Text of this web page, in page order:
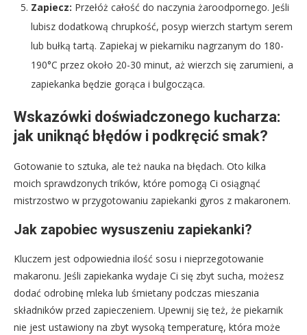
Zapiecz: Przełóż całość do naczynia żaroodpornego. Jeśli
lubisz dodatkową chrupkość, posyp wierzch startym serem
lub bułką tartą. Zapiekaj w piekarniku nagrzanym do 180-
190°C przez około 20-30 minut, aż wierzch się zarumieni, a
zapiekanka będzie gorąca i bulgocząca.
Wskazówki doświadczonego kucharza:
jak uniknąć błędów i podkręcić smak?
Gotowanie to sztuka, ale też nauka na błędach. Oto kilka
moich sprawdzonych trików, które pomogą Ci osiągnąć
mistrzostwo w przygotowaniu zapiekanki gyros z makaronem.
Jak zapobiec wysuszeniu zapiekanki?
Kluczem jest odpowiednia ilość sosu i nieprzegotowanie
makaronu. Jeśli zapiekanka wydaje Ci się zbyt sucha, możesz
dodać odrobinę mleka lub śmietany podczas mieszania
składników przed zapieczeniem. Upewnij się też, że piekarnik
nie jest ustawiony na zbyt wysoką temperaturę, która może